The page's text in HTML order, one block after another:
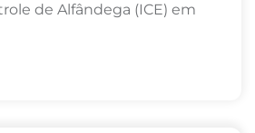
de Alfândega (ICE) em